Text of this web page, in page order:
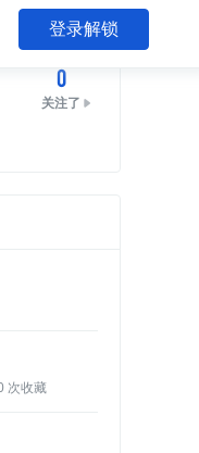
登录解锁
关注
0
关注了
次收藏